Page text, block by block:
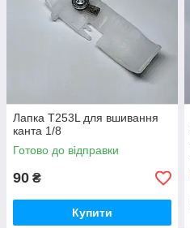
Лапка T253L для вшивання
канта 1/8
Готово до відправки
90 ₴
Купити